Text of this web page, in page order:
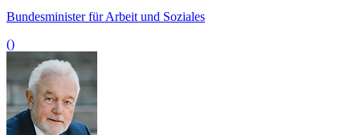
Bundesminister für Arbeit und Soziales
()